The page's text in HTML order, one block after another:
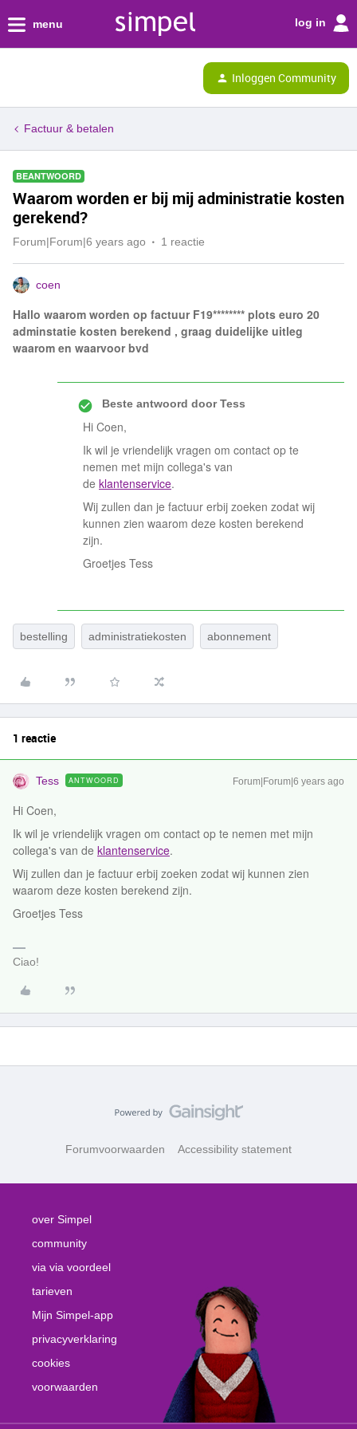
menu log in
Inloggen Community
Factuur & betalen
BEANTWOORD
Waarom worden er bij mij administratie kosten
gerekend?
Forum|Forum|6 years ago 1 reactie
coen
Hallo waarom worden op factuur F19******** plots euro 20
adminstatie kosten berekend , graag duidelijke uitleg
waarom en waarvoor bvd
Beste antwoord doorTess
Hi Coen,
Ik wil je vriendelijk vragen om contact op te
nemen met mijn collega's van
de klantenservice.
Wij zullen dan je factuur erbij zoeken zodat wij
kunnen zien waarom deze kosten berekend
zijn.
Groetjes Tess
bestelling administratiekosten abonnement
1 reactie
Tess ANTWOORD Forum|Forum|6 years ago
Hi Coen,
Ik wil je vriendelijk vragen om contact op te nemen met mijn
collega's van de klantenservice.
Wij zullen dan je factuur erbij zoeken zodat wij kunnen zien
waarom deze kosten berekend zijn.
Groetjes Tess
Ciao!
Forumvoorwaarden Accessibility statement
over Simpel
community
via via voordeel
tarieven
Mijn Simpel-app
privacyverklaring
cookies
voorwaarden